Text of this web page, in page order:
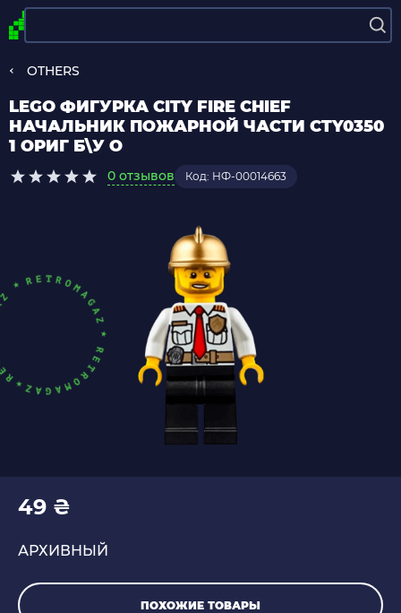
OTHERS
LEGO ФИГУРКА CITY FIRE CHIEF
НАЧАЛЬНИК ПОЖАРНОЙ ЧАСТИ CTY0350
1 ОРИГ Б\У О
0 отзывов Код: НФ-00014663
49 ₴
АРХИВНЫЙ
ПОХОЖИЕ ТОВАРЫ